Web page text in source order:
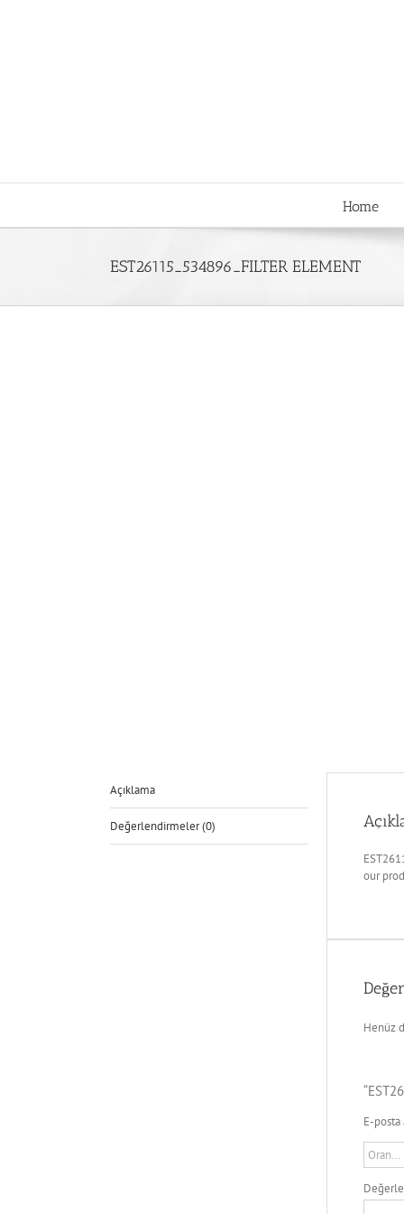
Home
EST26115_534896_FILTER ELEMENT
Açıklama
Değerlendirmeler (0)
our
Henüz
E-posta